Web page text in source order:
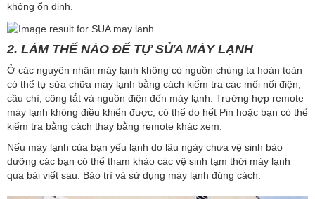
không ổn định.
2. LÀM THẾ NÀO ĐỂ TỰ SỬA MÁY LẠNH
Ở các nguyên nhân máy lạnh không có nguồn chúng ta hoàn toàn
có thể tự sửa chữa máy lạnh bằng cách kiểm tra các mối nối điện,
cầu chì, công tắt và nguồn điện đến máy lạnh. Trường hợp remote
máy lạnh không điều khiển được, có thể do hết Pin hoặc bạn có thể
kiểm tra bằng cách thay bằng remote khác xem.
Nếu máy lạnh của bạn yếu lạnh do lâu ngày chưa vệ sinh bảo
dưỡng các bạn có thể tham khảo các vệ sinh tạm thời máy lạnh
qua bài viết sau: Bảo trì và sử dụng máy lạnh đúng cách.